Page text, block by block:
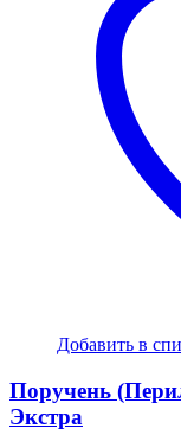
Добавить в
Поручень
Экстра